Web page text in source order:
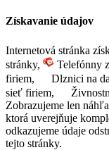
Získavanie údajov
Internetová stránka
stránky,
Telefónny
firiem,
Dlznici na
sieť firiem,
Zobrazujeme len
ktorá uverejňuje
odkazujeme údaje
tejto stránky.